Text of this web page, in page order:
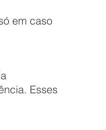
Esses